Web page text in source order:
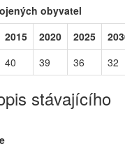
obyvatel
2015 2020 2025
40 39 36 32
stávajícího